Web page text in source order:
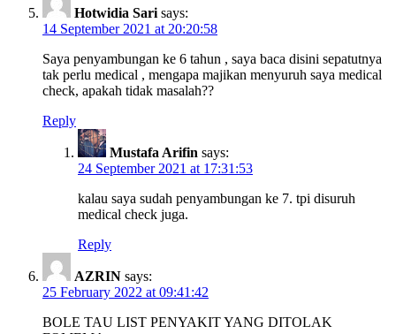
Hotwidia Sari says:
14 September 2021 at 20:20:58
Saya penyambungan ke 6 tahun , saya baca disini sepatutnya
tak perlu medical , mengapa majikan menyuruh saya medical
check, apakah tidak masalah??
Reply
Mustafa Arifin says:
24 September 2021 at 17:31:53
kalau saya sudah penyambungan ke 7. tpi disuruh
medical check juga.
Reply
AZRIN says:
25 February 2022 at 09:41:42
BOLE TAU LIST PENYAKIT YANG DITOLAK